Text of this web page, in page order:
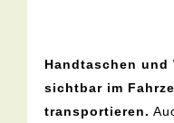
Handtaschen und
sichtbar im
transportieren.